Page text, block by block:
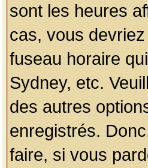
sont les heures
cas, vous
fuseau horaire
Sydney, etc.
des autres
enregistrés.
faire, si vous